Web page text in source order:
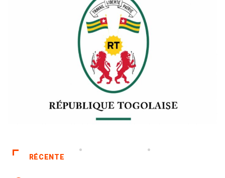
RÉCENTE